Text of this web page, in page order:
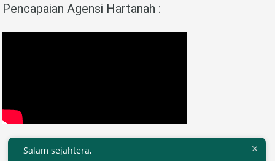
Pencapaian Agensi Hartanah :
Salam sejahtera,